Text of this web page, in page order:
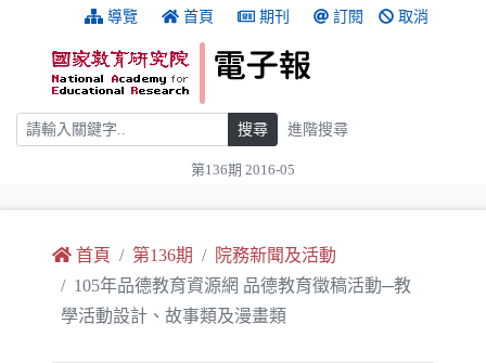
跳到主要內容 導覽 首頁 期刊 訂閱 取消
搜尋 搜尋 進階搜尋
第136期 2016-05
首頁 第136期
院務新聞及活動
105年品德教育資源網 品德教育徵稿活動─教
學活動設計、故事類及漫畫類